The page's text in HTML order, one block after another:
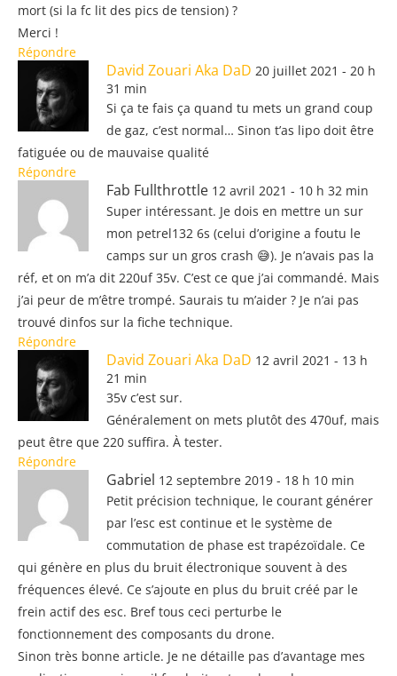
mort (si la fc lit des pics de tension) ?
Merci !
Répondre
David Zouari Aka DaD 20 juillet 2021 - 20 h
31 min
Si ça te fais ça quand tu mets un grand coup
de gaz, c’est normal… Sinon t’as lipo doit être
fatiguée ou de mauvaise qualité
Répondre
Fab Fullthrottle 12 avril 2021 - 10 h 32 min
Super intéressant. Je dois en mettre un sur
mon petrel132 6s (celui d’origine a foutu le
camps sur un gros crash 😅). Je n’avais pas la
réf, et on m’a dit 220uf 35v. C’est ce que j’ai commandé. Mais
j’ai peur de m’être trompé. Saurais tu m’aider ? Je n’ai pas
trouvé dinfos sur la fiche technique.
Répondre
David Zouari Aka DaD 12 avril 2021 - 13 h
21 min
35v c’est sur.
Généralement on mets plutôt des 470uf, mais
peut être que 220 suffira. À tester.
Répondre
Gabriel 12 septembre 2019 - 18 h 10 min
Petit précision technique, le courant générer
par l’esc est continue et le système de
commutation de phase est trapézoïdale. Ce
qui génère en plus du bruit électronique souvent à des
fréquences élevé. Ce s’ajoute en plus du bruit créé par le
frein actif des esc. Bref tous ceci perturbe le
fonctionnement des composants du drone.
Sinon très bonne article. Je ne détaille pas d’avantage mes